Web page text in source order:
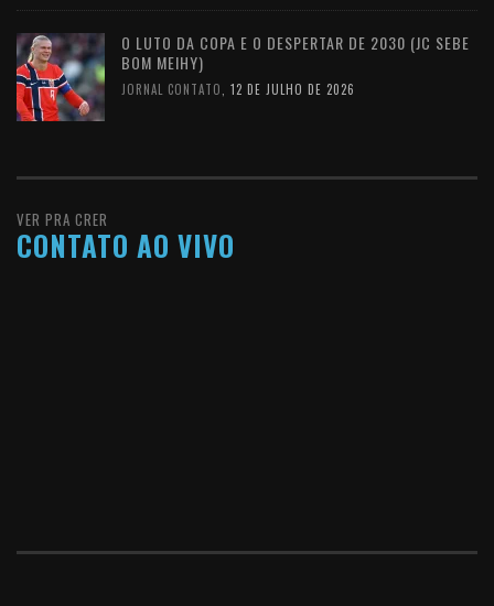
O LUTO DA COPA E O DESPERTAR DE 2030 (JC SEBE
BOM MEIHY)
JORNAL CONTATO 12 DE JULHO DE 2026
VER PRA CRER
CONTATO AO VIVO